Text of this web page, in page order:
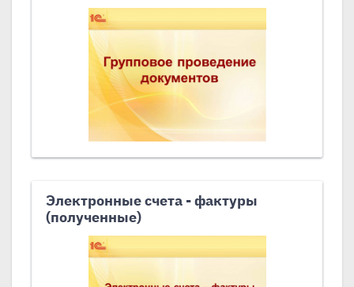
Электронные счета - фактуры
(полученные)